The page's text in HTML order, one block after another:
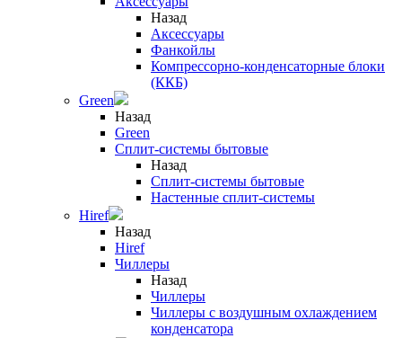
Назад
Аксессуары
Фанкойлы
Компрессорно-конденсаторные блоки
(ККБ)
Green
Назад
Green
Сплит-системы бытовые
Назад
Сплит-системы бытовые
Настенные сплит-системы
Hiref
Назад
Hiref
Чиллеры
Назад
Чиллеры
Чиллеры с воздушным охлаждением
конденсатора